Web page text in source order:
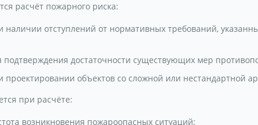
расчёт пожарного риска:
наличии отступлений от нормативных требований,
подтверждения достаточности существующих мер
проектировании объектов со сложной или нестандартной
при расчёте:
возникновения пожароопасных ситуаций;